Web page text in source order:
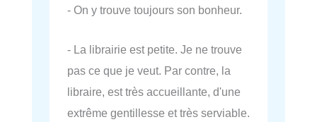
- On y trouve toujours son bonheur.
- La librairie est petite. Je ne trouve
pas ce que je veut. Par contre, la
libraire, est très accueillante, d'une
extrême gentillesse et très serviable.